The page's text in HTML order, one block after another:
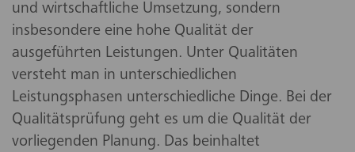
und wirtschaftliche Umsetzung, sondern
insbesondere eine hohe Qualität der
ausgeführten Leistungen. Unter Qualitäten
versteht man in unterschiedlichen
Leistungsphasen unterschiedliche Dinge. Bei der
Qualitätsprüfung geht es um die Qualität der
vorliegenden Planung. Das beinhaltet